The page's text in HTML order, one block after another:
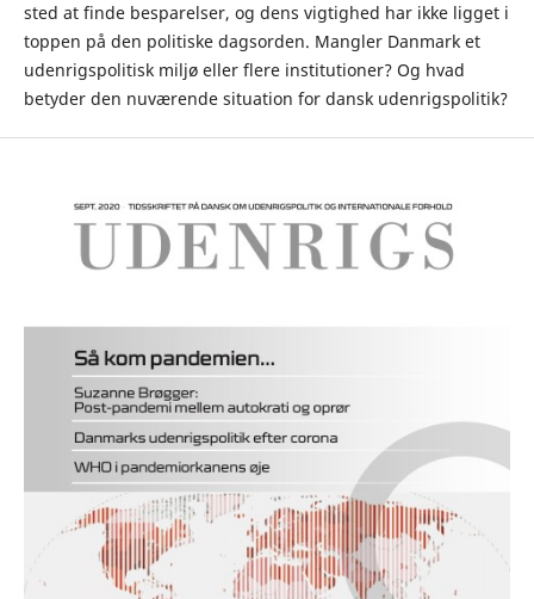
sted at finde besparelser, og dens vigtighed har ikke ligget i
toppen på den politiske dagsorden. Mangler Danmark et
udenrigspolitisk miljø eller flere institutioner? Og hvad
betyder den nuværende situation for dansk udenrigspolitik?